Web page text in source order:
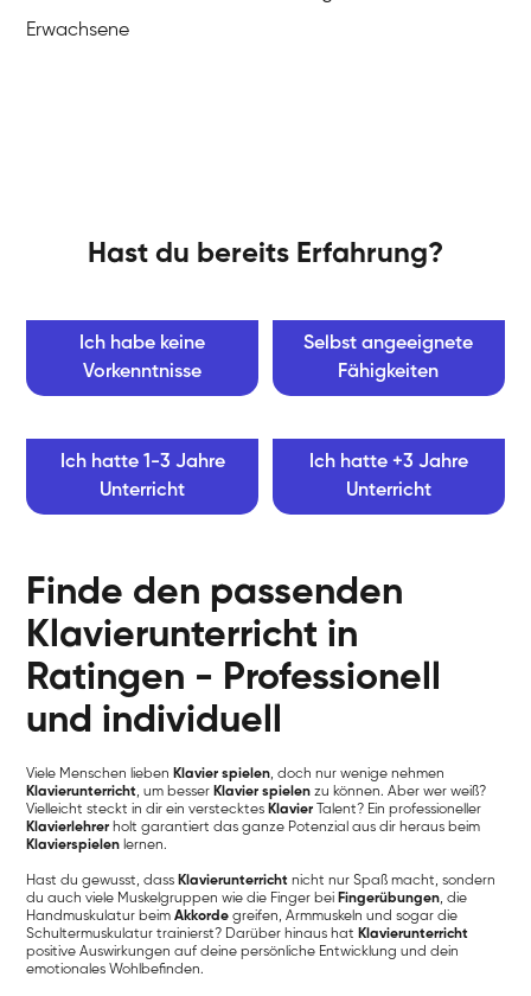
Erwachsene
Hast du bereits Erfahrung?
Ich habe keine
Vorkenntnisse
Selbst angeeignete
Fähigkeiten
Ich hatte 1-3 Jahre
Unterricht
Ich hatte +3 Jahre
Unterricht
Finde den passenden
Klavierunterricht in
Ratingen - Professionell
und individuell
Viele Menschen lieben Klavier spielen, doch nur wenige nehmen
Klavierunterricht, um besser Klavier spielen zu können. Aber wer weiß?
Vielleicht steckt in dir ein verstecktes Klavier Talent? Ein professioneller
Klavierlehrer holt garantiert das ganze Potenzial aus dir heraus beim
Klavierspielen lernen.
Hast du gewusst, dass Klavierunterricht nicht nur Spaß macht, sondern
du auch viele Muskelgruppen wie die Finger bei Fingerübungen, die
Handmuskulatur beimAkkorde greifen, Armmuskeln und sogar die
Schultermuskulatur trainierst? Darüber hinaus hat Klavierunterricht
positive Auswirkungen auf deine persönliche Entwicklung und dein
emotionales Wohlbefinden.